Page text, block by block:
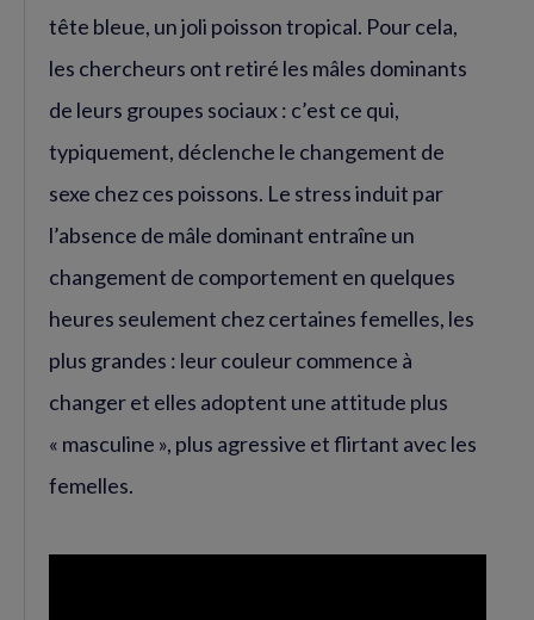
tête bleue, un joli poisson tropical. Pour cela,
les chercheurs ont retiré les mâles dominants
de leurs groupes sociaux : c’est ce qui,
typiquement, déclenche le changement de
sexe chez ces poissons. Le stress induit par
l’absence de mâle dominant entraîne un
changement de comportement en quelques
heures seulement chez certaines femelles, les
plus grandes : leur couleur commence à
changer et elles adoptent une attitude plus
« masculine », plus agressive et flirtant avec les
femelles.